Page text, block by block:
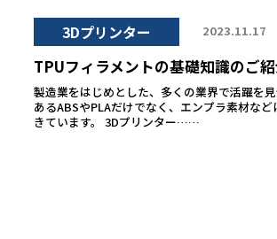
3Dプリンター 2023.11.17
TPUフィラメントの基礎知識のご
製造業をはじめとした、多くの業界で活躍を
あるABSやPLAだけでなく、エンプラ素材な
きています。 3Dプリンター……